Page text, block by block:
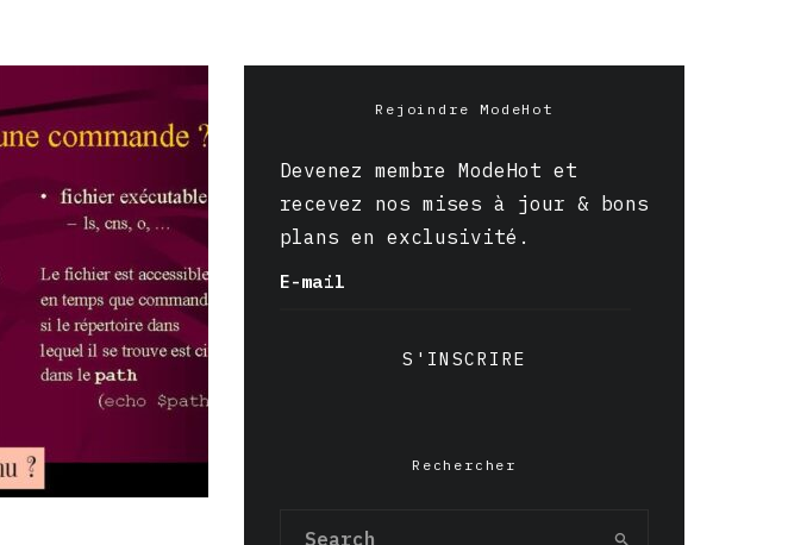
Rejoindre ModeHot
Devenez membre ModeHot et
recevez nos mises à jour & bons
plans en exclusivité.
E-mail
S'INSCRIRE
Rechercher